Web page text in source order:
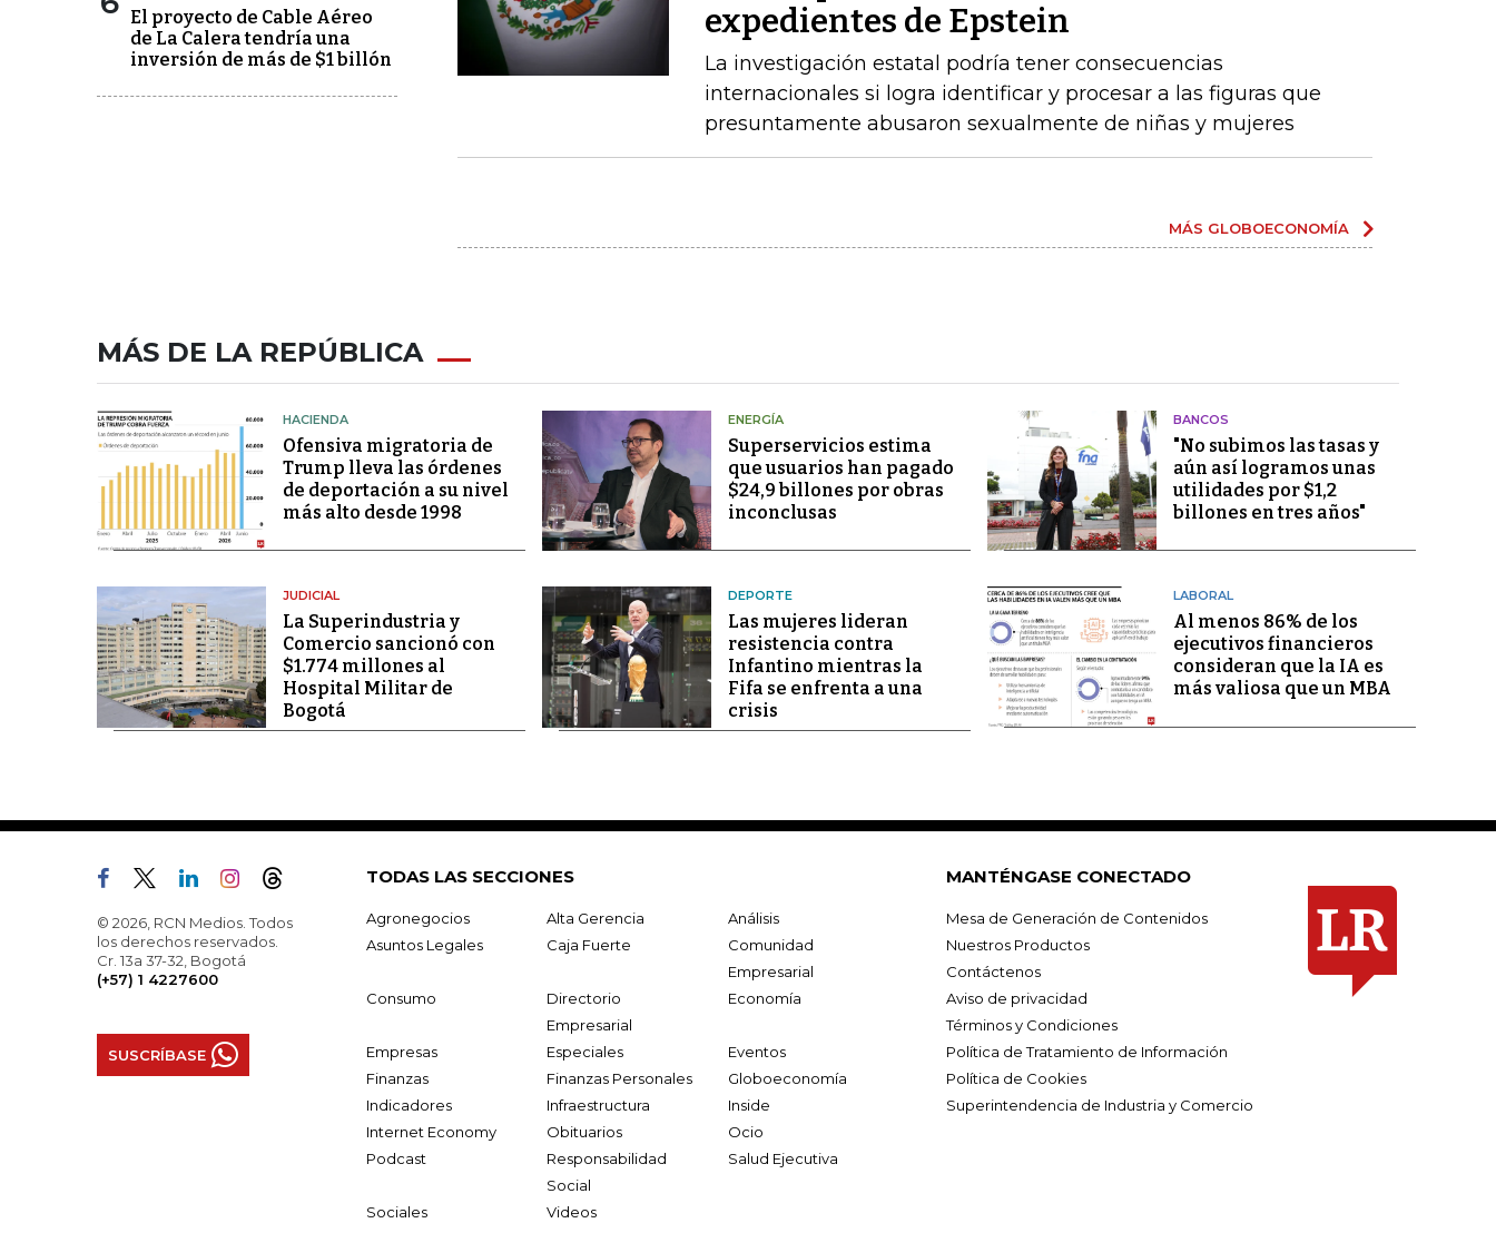
El proyecto de Cable Aéreo
de La Calera tendría una
inversión de más de $1 billón
expedientes de Epstein
La investigación estatal podría tener consecuencias
internacionales si logra identificar y procesar a las figuras que
presuntamente abusaron sexualmente de niñas y mujeres
MÁS GLOBOECONOMÍA
MÁS DE LA REPÚBLICA
HACIENDA
Ofensiva migratoria de
Trump lleva las órdenes
de deportación a su nivel
más alto desde 1998
ENERGÍA
Superservicios estima
que usuarios han pagado
$24,9 billones por obras
inconclusas
BANCOS
"No subimos las tasas y
aún así logramos unas
utilidades por $1,2
billones en tres años"
JUDICIAL
La Superindustria y
Comercio sancionó con
$1.774 millones al
Hospital Militar de
Bogotá
DEPORTE
Las mujeres lideran
resistencia contra
Infantino mientras la
Fifa se enfrenta a una
crisis
LABORAL
Al menos 86% de los
ejecutivos financieros
consideran que la IA es
más valiosa que un MBA
© 2026, RCN Medios. Todos
los derechos reservados.
Cr. 13a 37-32, Bogotá
(+57) 1 4227600
SUSCRÍBASE
TODAS LAS SECCIONES
Agronegocios Alta Gerencia
Análisis
Asuntos Legales
Caja Fuerte
Comunidad
Empresarial
Consumo
Directorio
Empresarial
Economía
Empresas Especiales
Eventos
Finanzas
Finanzas Personales
Globoeconomía
Indicadores
Infraestructura
Inside
Internet Economy
Obituarios
Ocio
Podcast
Responsabilidad
Social
Salud Ejecutiva
Sociales Videos
MANTÉNGASE CONECTADO
Mesa de Generación de Contenidos
Nuestros Productos
Contáctenos
Aviso de privacidad
Términos y Condiciones
Política de Tratamiento de Información
Política de Cookies
Superintendencia de Industria y Comercio